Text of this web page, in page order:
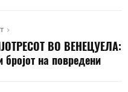
ВО ВЕНЕЦУЕЛА:
бројот на повредени